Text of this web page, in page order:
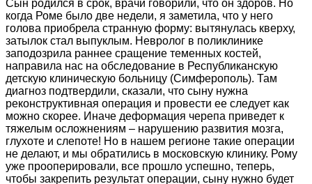
Сын родился в срок, врачи говорили, что он здоров. Но
когда Роме было две недели, я заметила, что у него
голова приобрела странную форму: вытянулась кверху,
затылок стал выпуклым. Невролог в поликлинике
заподозрила раннее сращение теменных костей,
направила нас на обследование в Республиканскую
детскую клиническую больницу (Симферополь). Там
диагноз подтвердили, сказали, что сыну нужна
реконструктивная операция и провести ее следует как
можно скорее. Иначе деформация черепа приведет к
тяжелым осложнениям – нарушению развития мозга,
глухоте и слепоте! Но в нашем регионе такие операции
не делают, и мы обратились в московскую клинику. Рому
уже прооперировали, все прошло успешно, теперь,
чтобы закрепить результат операции, сыну нужно будет